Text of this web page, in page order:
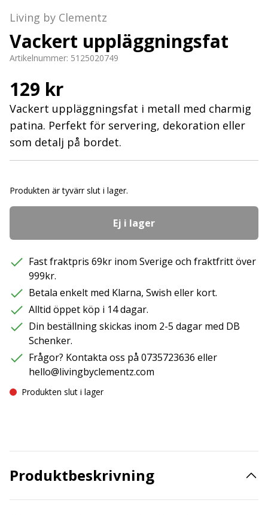
Living by Clementz
Vackert uppläggningsfat
Artikelnummer: 5125020749
129 kr
Vackert uppläggningsfat i metall med charmig
patina. Perfekt för servering, dekoration eller
som detalj på bordet.
Produkten är tyvärr slut i lager.
Ej i lager
Fast fraktpris 69kr inom Sverige och fraktfritt över
999kr.
Betala enkelt med Klarna, Swish eller kort.
Alltid öppet köp i 14 dagar.
Din beställning skickas inom 2-5 dagar med DB
Schenker.
Frågor? Kontakta oss på 0735723636 eller
hello@livingbyclementz.com
Produkten slut i lager
Produktbeskrivning